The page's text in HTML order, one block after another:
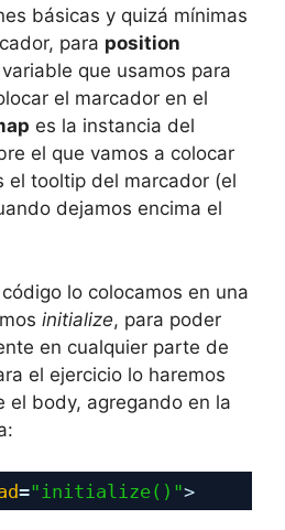
básicas y quizá mínimas
para position
que usamos para
el marcador en el
es la instancia del
el que vamos a colocar
el tooltip del marcador (el
dejamos encima el
lo colocamos en una
initialize, para poder
en cualquier parte de
el ejercicio lo haremos
el body, agregando en la
="initialize()">